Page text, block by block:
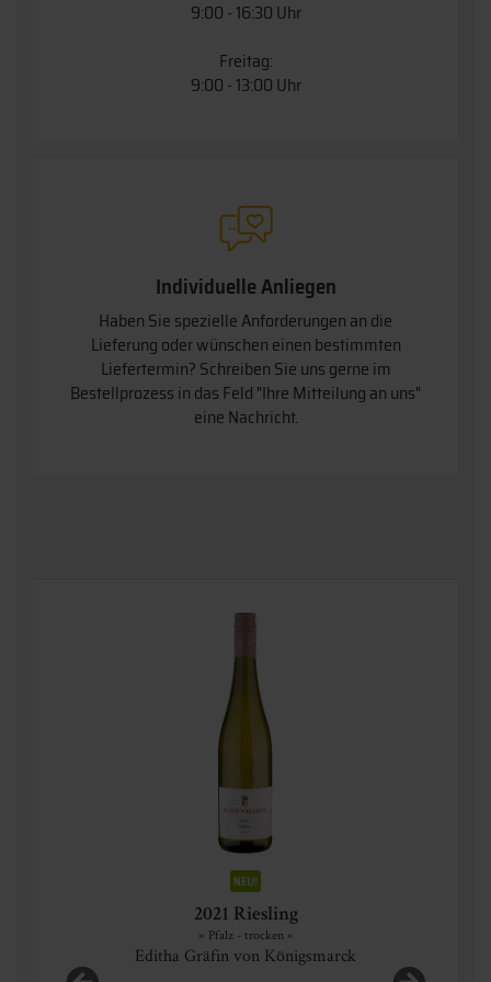
9:00 - 16:30 Uhr
Freitag:
9:00 - 13:00 Uhr
Individuelle Anliegen
Haben Sie spezielle Anforderungen an die
Lieferung oder wünschen einen bestimmten
Liefertermin? Schreiben Sie uns gerne im
Bestellprozess in das Feld "Ihre Mitteilung an uns"
eine Nachricht.
2021 Riesling
» Pfalz - trocken «
Editha Gräfin von Königsmarck